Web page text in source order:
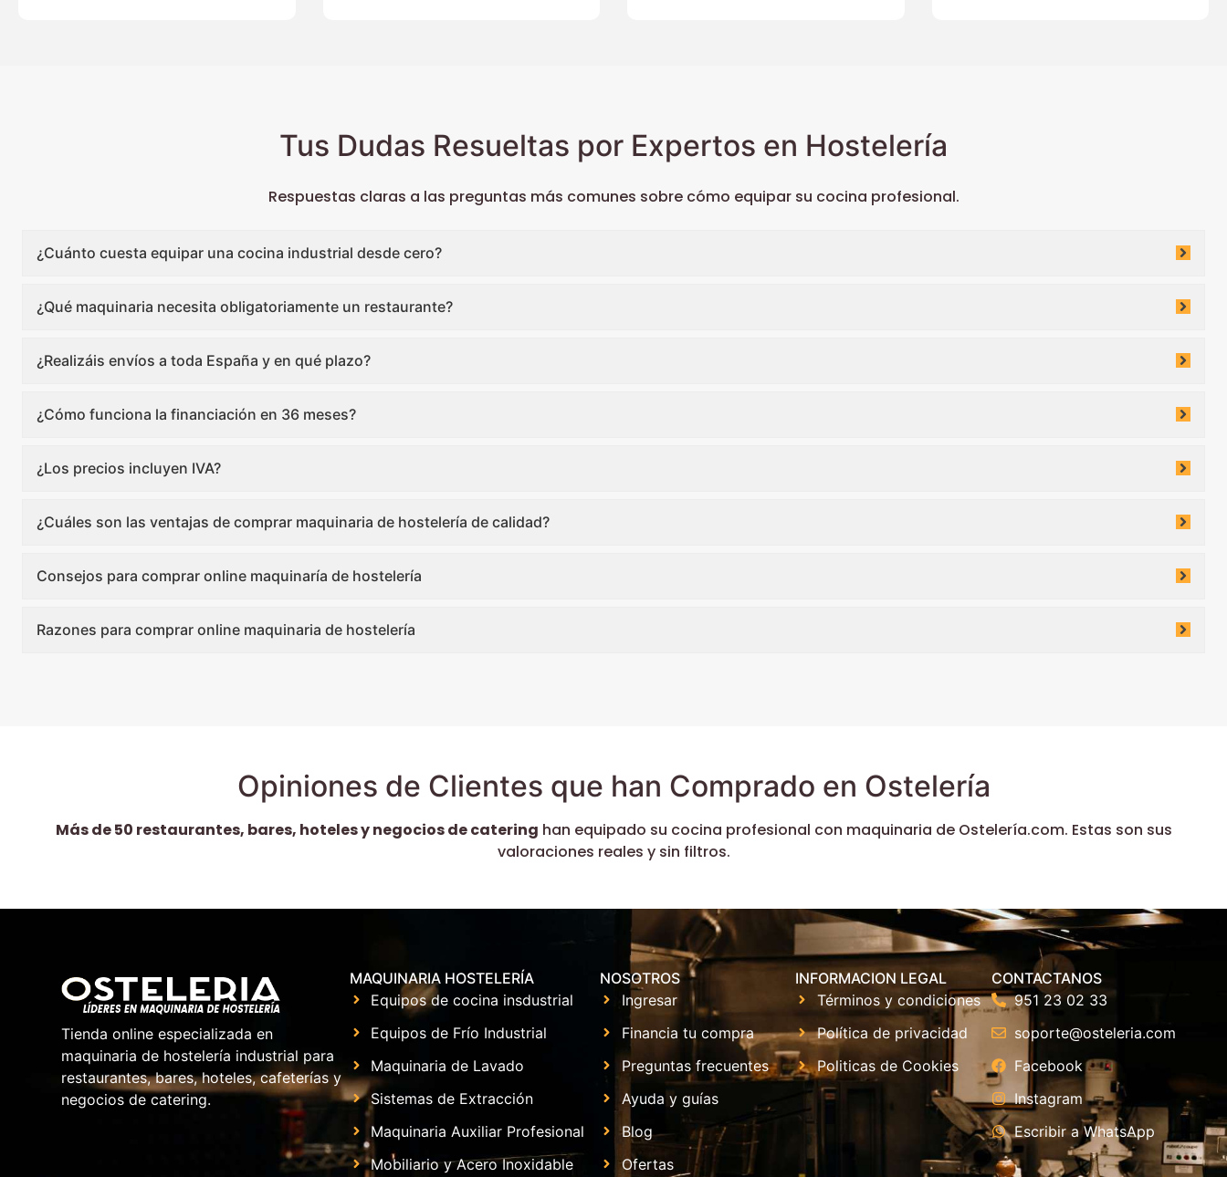
Tus Dudas Resueltas por Expertos en Hostelería
Respuestas claras a las preguntas más comunes sobre cómo equipar su cocina profesional.
¿Cuánto cuesta equipar una cocina industrial desde cero?
¿Qué maquinaria necesita obligatoriamente un restaurante?
¿Realizáis envíos a toda España y en qué plazo?
¿Cómo funciona la financiación en 36 meses?
¿Los precios incluyen IVA?
¿Cuáles son las ventajas de comprar maquinaria de hostelería de calidad?
Consejos para comprar online maquinaría de hostelería
Razones para comprar online maquinaria de hostelería
Opiniones de Clientes que han Comprado en Ostelería
Más de 50 restaurantes, bares, hoteles y negocios de catering han equipado su cocina profesional con maquinaria de Ostelería.com. Estas son sus
valoraciones reales y sin filtros.
Tienda online especializada en
maquinaria de hostelería industrial para
restaurantes, bares, hoteles, cafeterías y
negocios de catering.
MAQUINARIA HOSTELERÍA
Equipos de cocina insdustrial
Equipos de Frío Industrial
Maquinaria de Lavado
Sistemas de Extracción
Maquinaria Auxiliar Profesional
Mobiliario y Acero Inoxidable
NOSOTROS
Ingresar
Financia tu compra
Preguntas frecuentes
Ayuda y guías
Blog
Ofertas
INFORMACION LEGAL
Términos y condiciones
Política de privacidad
Politicas de Cookies
CONTACTANOS
951 23 02 33
soporte@osteleria.com
Facebook
Instagram
Escribir a WhatsApp